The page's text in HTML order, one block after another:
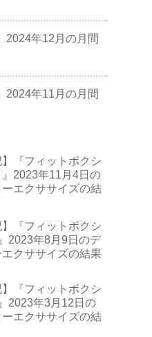
2024年12月の月間
2024年11月の月間
】『フィットボクシ
』2023年11月4日の
エクササイズの結
】『フィットボクシ
2023年8月9日のデ
エクササイズの結果
】『フィットボクシ
2023年3月12日の
エクササイズの結